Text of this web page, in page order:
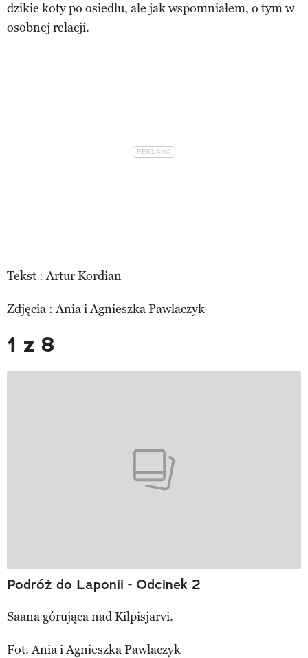
dzikie koty po osiedlu, ale jak wspomniałem, o tym w
osobnej relacji.
Tekst : Artur Kordian
Zdjęcia : Ania i Agnieszka Pawlaczyk
1 z 8
Podróż do Laponii - Odcinek 2
Saana górująca nad Kilpisjarvi.
Fot. Ania i Agnieszka Pawlaczyk